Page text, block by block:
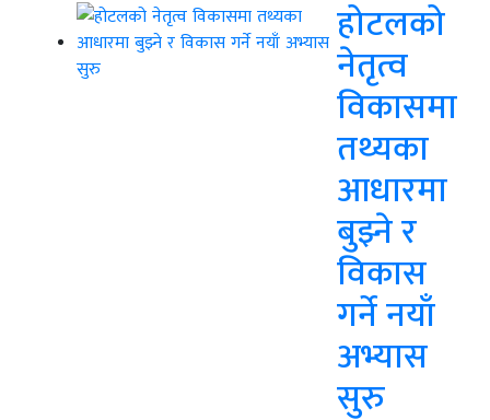
होटलको
नेतृत्व
विकासमा
तथ्यका
आधारमा
बुझ्ने र
विकास
गर्ने नयाँ
अभ्यास
सुरु